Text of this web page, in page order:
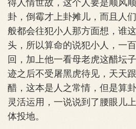
卦，倒霉才上卦摊儿，而且人
般都会往犯小人那方面想，谁
头，所以算命的说犯小人，一
回，加上他一看母老虎这醋坛
迹之后不受屠黑虎待见，天天
醋，这本是人之常情，但是算
灵活运用，一说说到了腰眼儿
体投地。